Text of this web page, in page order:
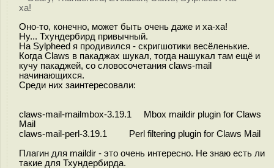
ха!
Оно-то, конечно, может быть очень даже и ха-ха!
Ну... Тхундербирд привычный.
На Sylpheed я продивился - скригшотики весёленькие.
Когда Claws в пакаджах шукал, тогда нашукал там ещё и
кучу пакаджей, со словосочетания claws-mail
начинающихся.
Среди них заинтересовали:
claws-mail-mailmbox-3.19.1 Mbox maildir plugin for Claws
Mail
claws-mail-perl-3.19.1 Perl filtering plugin for Claws Mail
Плагин для maildir - это очень интересно. Не знаю есть ли
такие для Тхундербирда.